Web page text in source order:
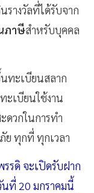
รางวัลที่ได้รับจาก
ภาษีสำหรับบุคคล
ทะเบียนสลาก
ะเบียนใช้งาน
ดวกในการทำ
ย ทุกที่ ทุกเวลา
รดิ จะเปิดรับฝาก
ที่ 20 มกราคมนี้